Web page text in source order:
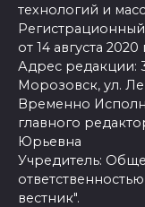
технологий и
от 14 августа 2020
Адрес редакции:
Морозовск, ул.
Временно
главного
Юрьевна
Учредитель:
вестник".